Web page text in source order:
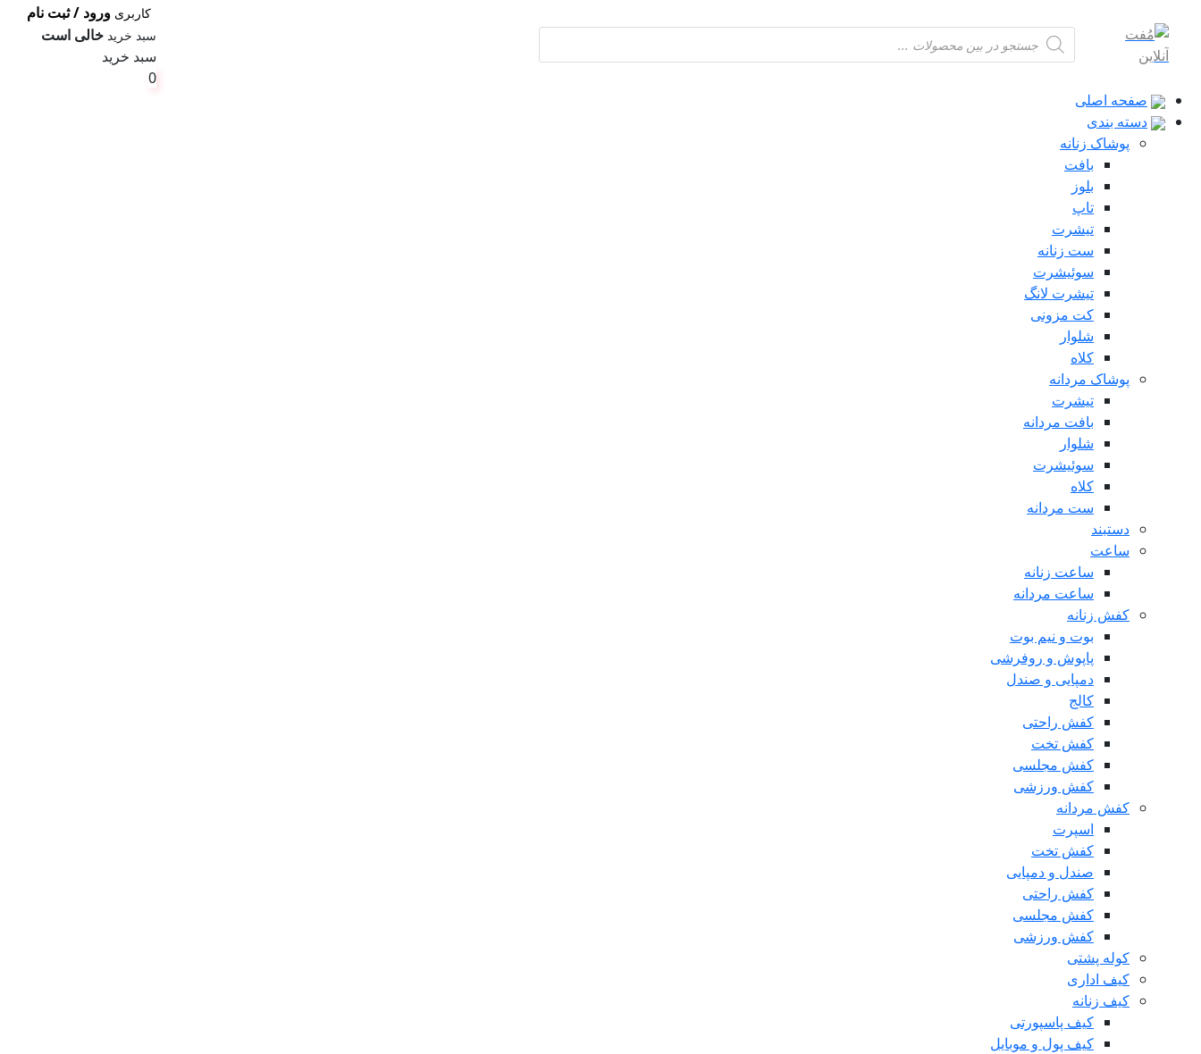
Products
search
کاربری ورود / ثبت نام
سبد خرید خالی است
سبد خرید
0
صفحه اصلی
دسته بندی
پوشاک زنانه
بافت
بلوز
تاپ
تیشرت
ست زنانه
سوئیشرت
تیشرت لانگ
کت مزونی
شلوار
کلاه
پوشاک مردانه
تیشرت
بافت مردانه
شلوار
سوئیشرت
کلاه
ست مردانه
دستبند
ساعت
ساعت زنانه
ساعت مردانه
کفش زنانه
بوت و نیم بوت
پاپوش و روفرشی
دمپایی و صندل
کالج
کفش راحتی
کفش تخت
کفش مجلسی
کفش ورزشی
کفش مردانه
اسپرت
کفش تخت
صندل و دمپایی
کفش راحتی
کفش مجلسی
کفش ورزشی
کوله پشتی
کیف اداری
کیف زنانه
کیف پاسپورتی
کیف پول و موبایل